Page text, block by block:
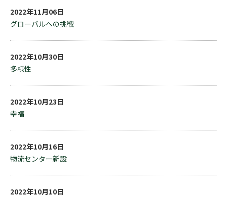
2022年11月06日
グローバルへの挑戦
2022年10月30日
多様性
2022年10月23日
幸福
2022年10月16日
物流センター新設
2022年10月10日